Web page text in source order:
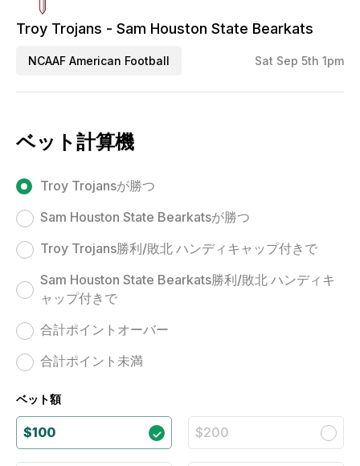
Troy Trojans - Sam Houston State Bearkats
NCAAF American Football Sat Sep 5th 1pm
ベット計算機
Troy Trojansが勝つ
Sam Houston State Bearkatsが勝つ
Troy Trojans勝利/敗北 ハンディキャップ付きで
Sam Houston State Bearkats勝利/敗北 ハンディキ
ャップ付きで
合計ポイントオーバー
合計ポイント未満
ベット額
$100 $200